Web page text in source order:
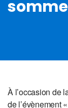
À l’occasion de
de l’évènement